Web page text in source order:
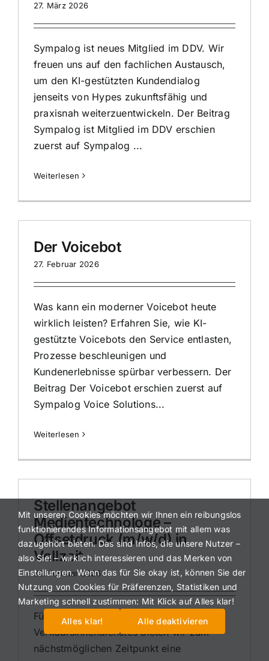
27. März 2026
Sympalog ist neues Mitglied im DDV. Wir
freuen uns auf den fachlichen Austausch,
um den KI-gestützten Kundendialog
jenseits von Hypes zukunftsfähig und
praxisnah weiterzuentwickeln. Der Beitrag
Sympalog ist Mitglied im DDV erschien
zuerst auf Sympalog ...
Weiterlesen
Der Voicebot
27. Februar 2026
Was kann ein moderner Voicebot heute
wirklich leisten? Erfahren Sie, wie KI-
gestützte Voicebots den Service entlasten,
Prozesse beschleunigen und
Kundenerlebnisse spürbar verbessern. Der
Beitrag Der Voicebot erschien zuerst auf
Sympalog Voice Solutions...
Weiterlesen
Stellenangebot
Medientechnologe –
Offsetdruck (m/w/d) in
Vollzeit
26. Februar 2026
Für den personellen Ausbau unseres
Verkaufsinnendienstes bieten wir zum
nächstmöglichen Zeitpunkt eine
Mit unseren Cookies möchten wir Ihnen ein reibungslos
funktionierendes Informationsangebot mit allem was
dazugehört bieten. Das sind Infos, die unsere Nutzer –
also Sie! – wirklich interessieren und das Merken von
Einstellungen. Wenn das für Sie okay ist, können Sie der
Nutzung von Cookies für Präferenzen, Statistiken und
Marketing schnell zustimmen: Mit Klick auf Alles klar!
Alles klar!
Alle deaktivieren